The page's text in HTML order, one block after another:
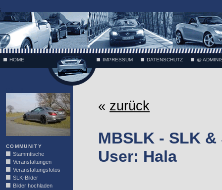
;
HOME IMPRESSUM DATENSCHUTZ @
COMMUNITY
Stammtische
Veranstaltungen
Veranstaltungsfotos
SLK-Bilder
Bilder hochladen
« zurück
MBSLK - SLK
User: Hala